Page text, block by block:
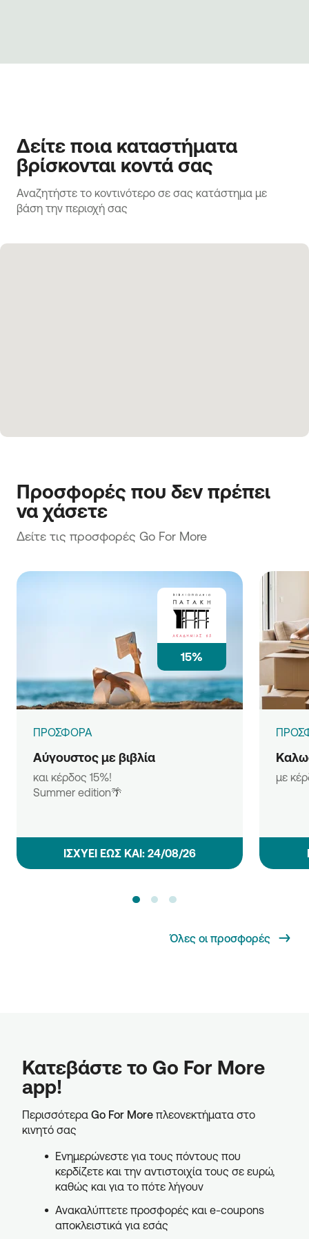
Δείτε ποια καταστήματα
βρίσκονται κοντά σας
Αναζητήστε το κοντινότερο σε σας κατάστημα με
βάση την περιοχή σας
Προσφορές που δεν πρέπει
να χάσετε
Δείτε τις προσφορές Go For More
15%
ΠΡΟΣΦΟΡΑ
Αύγουστος με βιβλία
και κέρδος 15%!
Summer edition🌴
ΙΣΧΥΕΙ ΕΩΣ ΚΑΙ: 24/08/26
με
Όλες οι προσφορές
Κατεβάστε το Go For More
app!
Περισσότερα Go For More πλεονεκτήματα στο
κινητό σας
Ενημερώνεστε για τους πόντους που
κερδίζετε και την αντιστοιχία τους σε ευρώ,
καθώς και για το πότε λήγουν
Ανακαλύπτετε προσφορές και e-coupons
αποκλειστικά για εσάς